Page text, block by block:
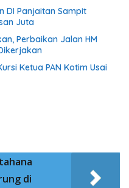
DI Panjaitan Sampit
Juta
Perbaikan Jalan HM
Ketua PAN Kotim Usai
di